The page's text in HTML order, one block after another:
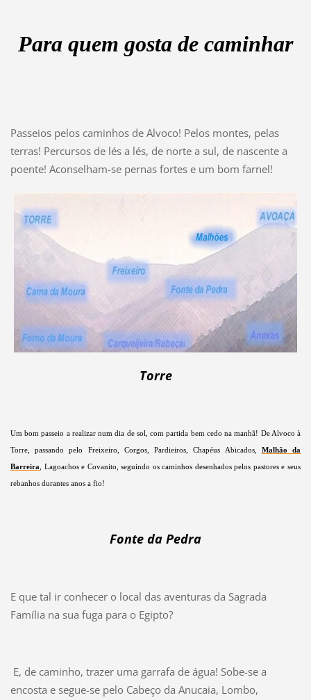
Para quem gosta de caminhar
Passeios pelos caminhos de Alvoco! Pelos montes, pelas
terras! Percursos de lés a lés, de norte a sul, de nascente a
poente! Aconselham-se pernas fortes e um bom farnel!
Torre
Um bom passeio a realizar num dia de sol, com partida bem cedo na manhã! De Alvoco à
Torre, passando pelo Freixeiro, Corgos, Pardieiros, Chapéus Abicados, Malhão da
Barreira , Lagoachos e Covanito, seguindo os caminhos desenhados pelos pastores e seus
rebanhos durantes anos a fio!
Fonte da Pedra
E que tal ir conhecer o local das aventuras da Sagrada
Família na sua fuga para o Egipto?
E, de caminho, trazer uma garrafa de água! Sobe-se a
encosta e segue-se pelo Cabeço da Anucaia, Lombo,